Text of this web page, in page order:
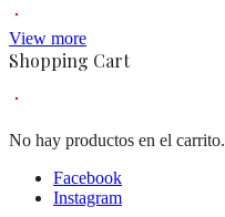
View more
Shopping Cart
No hay productos en el carrito.
Facebook
Instagram